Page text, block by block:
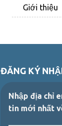
Giới thiệu
ĐĂNG KÝ
Nhập địa chỉ
tin mới nhất